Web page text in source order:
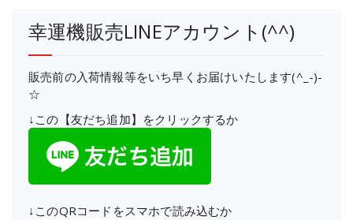
幸運機販売LINEアカウント(^^)
販売前の入荷情報等をいち早くお届けいたします(^_-)-
☆
↓この【友だち追加】をクリックするか
↓このQRコードをスマホで読み込むか